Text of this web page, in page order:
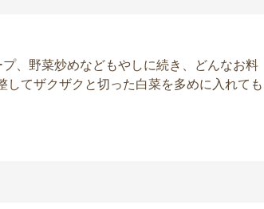
、野菜炒めなどもやしに続き、どんなお料
てザクザクと切った白菜を多めに入れても